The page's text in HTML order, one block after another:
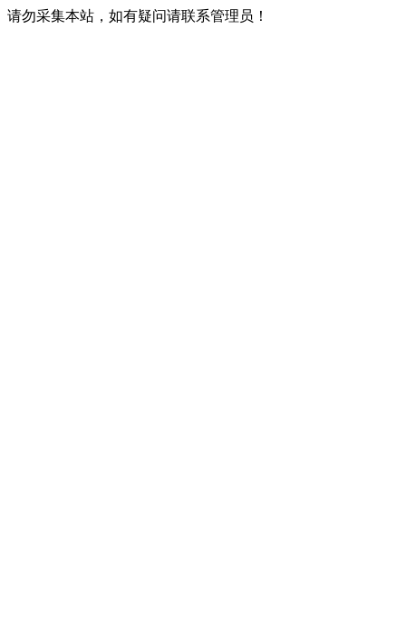
请勿采集本站，如有疑问请联系管理员！